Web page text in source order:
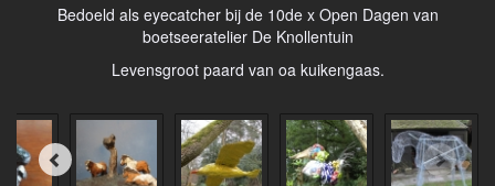
Bedoeld als eyecatcher bij de 10de x Open Dagen van
boetseeratelier De Knollentuin
Levensgroot paard van oa kuikengaas.